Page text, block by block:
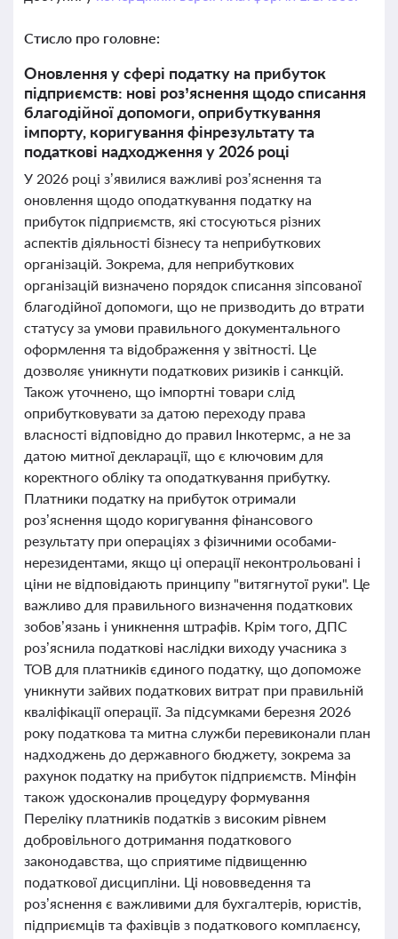
Стисло про головне:
Оновлення у сфері податку на прибуток
підприємств: нові роз’яснення щодо списання
благодійної допомоги, оприбуткування
імпорту, коригування фінрезультату та
податкові надходження у 2026 році
У 2026 році з’явилися важливі роз’яснення та
оновлення щодо оподаткування податку на
прибуток підприємств, які стосуються різних
аспектів діяльності бізнесу та неприбуткових
організацій. Зокрема, для неприбуткових
організацій визначено порядок списання зіпсованої
благодійної допомоги, що не призводить до втрати
статусу за умови правильного документального
оформлення та відображення у звітності. Це
дозволяє уникнути податкових ризиків і санкцій.
Також уточнено, що імпортні товари слід
оприбутковувати за датою переходу права
власності відповідно до правил Інкотермс, а не за
датою митної декларації, що є ключовим для
коректного обліку та оподаткування прибутку.
Платники податку на прибуток отримали
роз’яснення щодо коригування фінансового
результату при операціях з фізичними особами-
нерезидентами, якщо ці операції неконтрольовані і
ціни не відповідають принципу "витягнутої руки". Це
важливо для правильного визначення податкових
зобов’язань і уникнення штрафів. Крім того, ДПС
роз’яснила податкові наслідки виходу учасника з
ТОВ для платників єдиного податку, що допоможе
уникнути зайвих податкових витрат при правильній
кваліфікації операції. За підсумками березня 2026
року податкова та митна служби перевиконали план
надходжень до державного бюджету, зокрема за
рахунок податку на прибуток підприємств. Мінфін
також удосконалив процедуру формування
Переліку платників податків з високим рівнем
добровільного дотримання податкового
законодавства, що сприятиме підвищенню
податкової дисципліни. Ці нововведення та
роз’яснення є важливими для бухгалтерів, юристів,
підприємців та фахівців з податкового комплаєнсу,